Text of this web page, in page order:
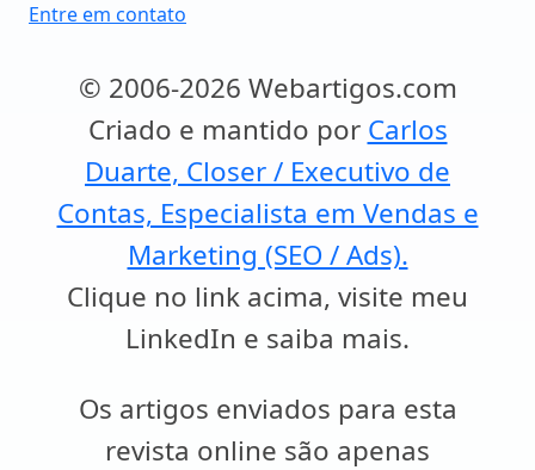
Entre em contato
© 2006-2026 Webartigos.com
Criado e mantido por Carlos
Duarte, Closer / Executivo de
Contas, Especialista em Vendas e
Marketing (SEO / Ads).
Clique no link acima, visite meu
LinkedIn e saiba mais.
Os artigos enviados para esta
revista online são apenas